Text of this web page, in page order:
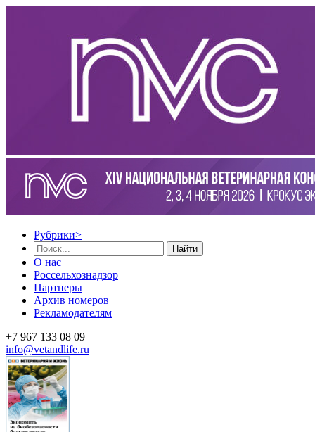
Рубрики>
Найти
О нас
Россельхознадзор
Партнеры
Архив номеров
Рекламодателям
+7 967 133 08 09
info@vetandlife.ru